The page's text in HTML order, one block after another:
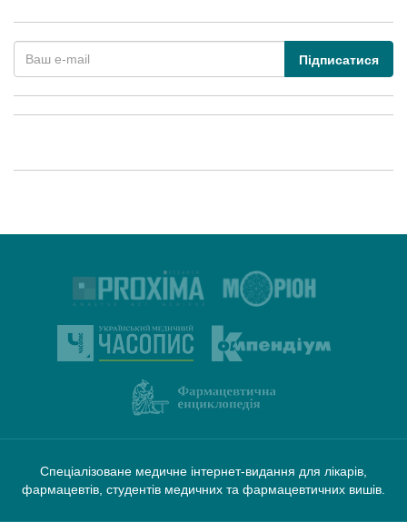
Підписатися
Спеціалізоване медичне інтернет-видання для лікарів,
фармацевтів, студентів медичних та фармацевтичних вишів.